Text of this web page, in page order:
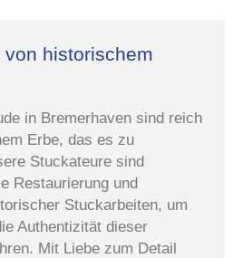
historischem
in Bremerhaven sind reich
Erbe, das es zu
Stuckateure sind
Restaurierung und
Stuckarbeiten, um
Authentizität dieser
Mit Liebe zum Detail